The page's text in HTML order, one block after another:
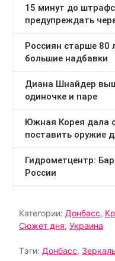
Категории: Донбасс,
Сюжет дня, Украина
Тэги: Донбасс, Зеркаль